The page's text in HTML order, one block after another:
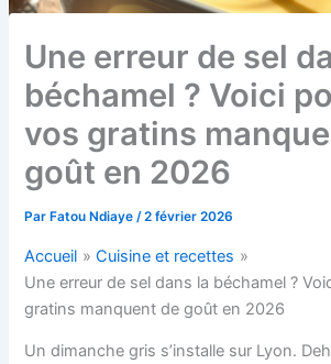
Une erreur de sel
béchamel ? Voici
vos gratins
goût en 2026
ParFatou Ndiaye /2 février 2026
Accueil
Cuisine et recettes
Une erreur de sel dans la béchamel ?
gratins manquent de goût en 2026
Un dimanche gris s’installe sur Lyon.